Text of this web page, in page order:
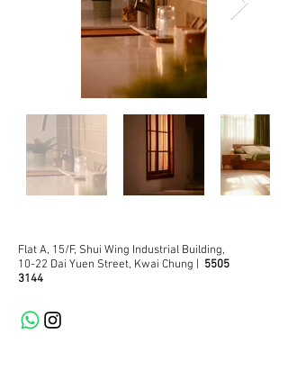
Flat A, 15/F, Shui Wing Industrial Building,
10-22 Dai Yuen Street, Kwai Chung | 5505
3144